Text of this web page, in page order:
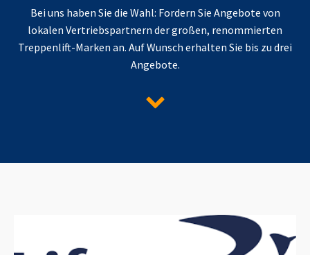
Bei uns haben Sie die Wahl: Fordern Sie Angebote von
lokalen Vertriebspartnern der großen, renommierten
Treppenlift-Marken an. Auf Wunsch erhalten Sie bis zu drei
Angebote.